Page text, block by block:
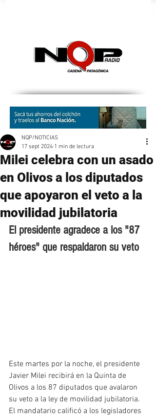
Milei celebra con un asado
en Olivos a los diputados
que apoyaron el veto a la
movilidad jubilatoria
NQP/NOTICIAS
17 sept 2024 1 min de lectura
El presidente agradece a los "87
héroes" que respaldaron su veto
Este martes por la noche, el presidente
Javier Milei recibirá en la Quinta de
Olivos a los 87 diputados que avalaron
su veto a la ley de movilidad jubilatoria.
El mandatario calificó a los legisladores